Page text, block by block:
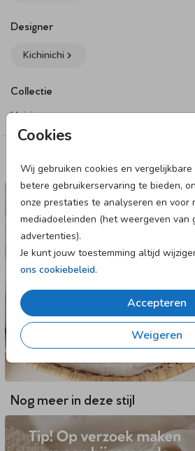
Cookies
Wij gebruiken cookies en
betere gebruikerservaring te bieden,
onze prestaties te analyseren en voor
mediadoeleinden (het weergeven van
advertenties).
Je kunt jouw toestemming altijd
ons cookiebeleid.
Accepteren
Weigeren
Designer
Kichinichi
Collectie
Meisje
Deze designs vind je misschien
GEBOORTEKAARTJE
Nog meer in deze stijl